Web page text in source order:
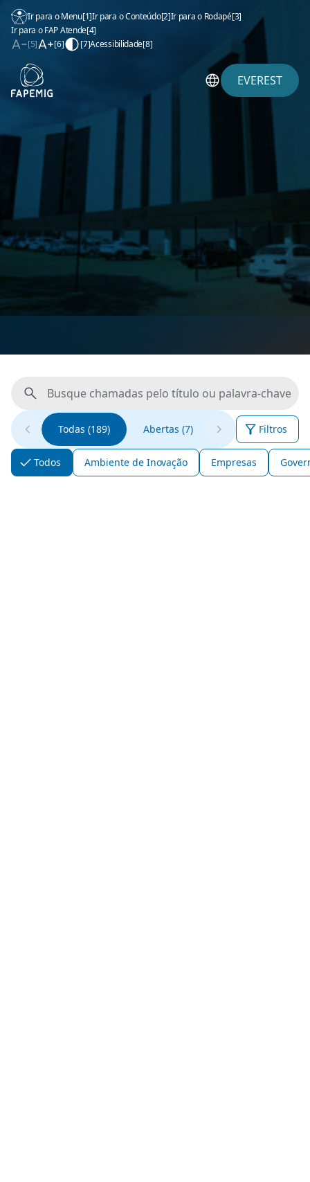
Ir para o Menu[1]Ir para o Conteúdo[2]Ir para o Rodapé[3]
Ir para o FAP Atende[4]
[5]
[6] [7]Acessibilidade[8]
EVEREST
Todas (189) Abertas (7) Fluxo Contínuo (5)
Filtros
Todos Ambiente de Inovação Empresas